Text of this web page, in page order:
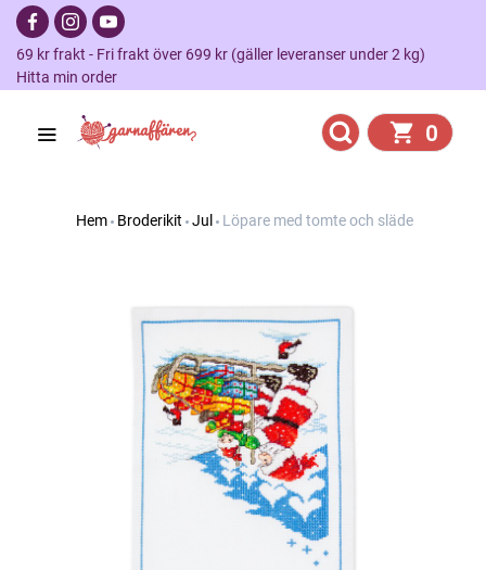
69 kr frakt - Fri frakt över 699 kr (gäller leveranser under 2 kg)
Hitta min order
0
Hem Broderikit Jul Löpare med tomte och släde